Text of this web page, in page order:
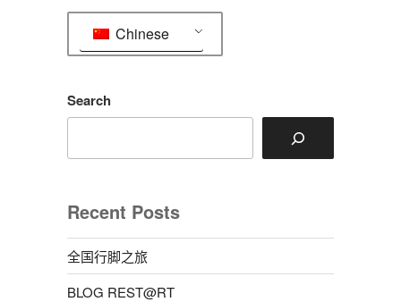
了
土
Chinese
Search
Recent Posts
全国行脚之旅
BLOG REST@RT